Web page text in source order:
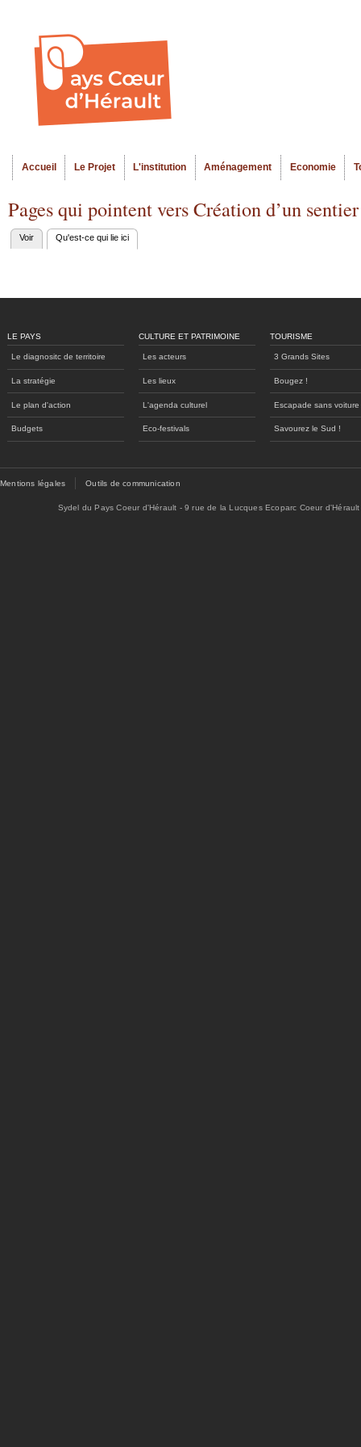
Menu principal
Accueil Le Projet L'institution Aménagement Economie
Pages qui pointent vers Création d’un
Onglets
Voir Qu'est-ce qui lie ici
LE PAYS
Le diagnositc de territoire
La stratégie
Le plan d'action
Budgets
CULTURE ET PATRIMOINE
Les acteurs
Les lieux
L'agenda culturel
Eco-festivals
TOURISME
3 Grands Sites
Bougez !
Escapade sans voiture
Savourez le Sud !
Mentions légales Outils de communication
Sydel du Pays Coeur d'Hérault - 9 rue de la Lucques Ecoparc Coeur